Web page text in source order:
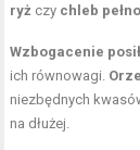
ryż czy chleb
Wzbogacenie
ich równowagi.
niezbędnych
na dłużej.